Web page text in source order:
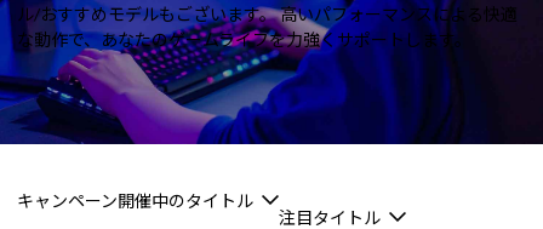
ル/おすすめモデルもございます。高いパフォーマンスによる快適
な動作で、あなたのゲームライフを力強くサポートします。
キャンペーン開催中のタイトル
注目タイトル